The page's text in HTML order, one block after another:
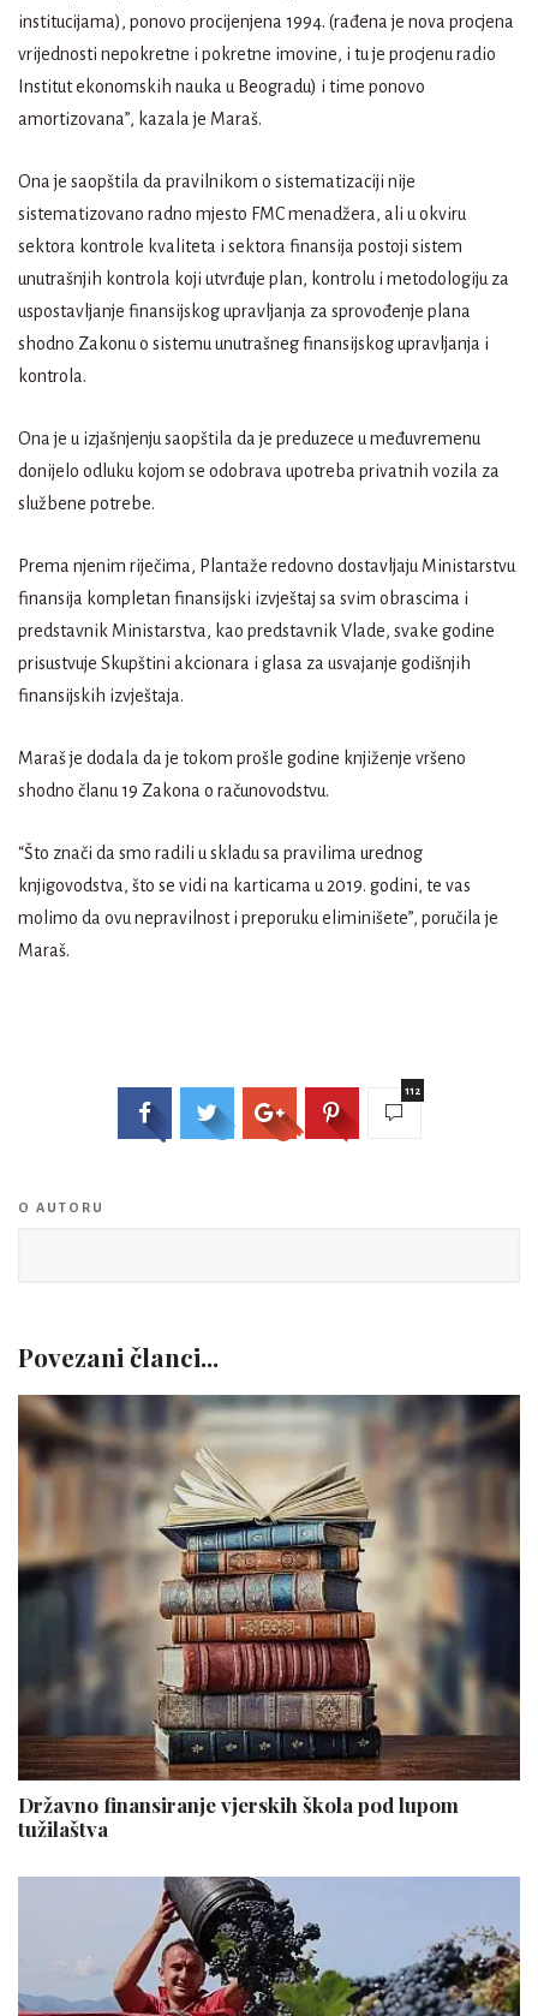
institucijama), ponovo procijenjena 1994. (rađena je nova procjena
vrijednosti nepokretne i pokretne imovine, i tu je procjenu radio
Institut ekonomskih nauka u Beogradu) i time ponovo
amortizovana”, kazala je Maraš.
Ona je saopštila da pravilnikom o sistematizaciji nije
sistematizovano radno mjesto FMC menadžera, ali u okviru
sektora kontrole kvaliteta i sektora finansija postoji sistem
unutrašnjih kontrola koji utvrđuje plan, kontrolu i metodologiju za
uspostavljanje finansijskog upravljanja za sprovođenje plana
shodno Zakonu o sistemu unutrašneg finansijskog upravljanja i
kontrola.
Ona je u izjašnjenju saopštila da je preduzece u međuvremenu
donijelo odluku kojom se odobrava upotreba privatnih vozila za
službene potrebe.
Prema njenim riječima, Plantaže redovno dostavljaju Ministarstvu
finansija kompletan finansijski izvještaj sa svim obrascima i
predstavnik Ministarstva, kao predstavnik Vlade, svake godine
prisustvuje Skupštini akcionara i glasa za usvajanje godišnjih
finansijskih izvještaja.
Maraš je dodala da je tokom prošle godine knjiženje vršeno
shodno članu 19 Zakona o računovodstvu.
“Što znači da smo radili u skladu sa pravilima urednog
knjigovodstva, što se vidi na karticama u 2019. godini, te vas
molimo da ovu nepravilnost i preporuku eliminišete”, poručila je
Maraš.
112
O AUTORU
Povezani članci...
Državno finansiranje vjerskih škola pod lupom
tužilaštva